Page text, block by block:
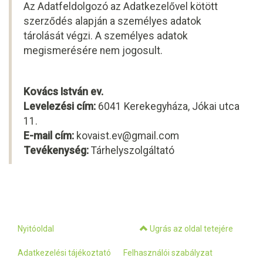
Az Adatfeldolgozó az Adatkezelővel kötött
szerződés alapján a személyes adatok
tárolását végzi. A személyes adatok
megismerésére nem jogosult.
Kovács István ev.
Levelezési cím: 6041 Kerekegyháza, Jókai utca
11.
E-mail cím: kovaist.ev@gmail.com
Tevékenység: Tárhelyszolgáltató
Ugrás az oldal tetejére
Nyitóoldal
Adatkezelési tájékoztató Felhasználói szabályzat